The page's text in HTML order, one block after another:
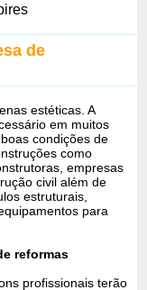
de
estéticas. A
em muitos
condições de
como
empresas
civil além de
estruturais,
para
reformas
profissionais terão